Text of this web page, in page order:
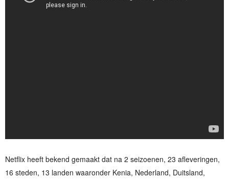
Netflix heeft bekend gemaakt dat na 2 seizoenen, 23 afleveringen,
16 steden, 13 landen waaronder Kenia, Nederland, Duitsland,